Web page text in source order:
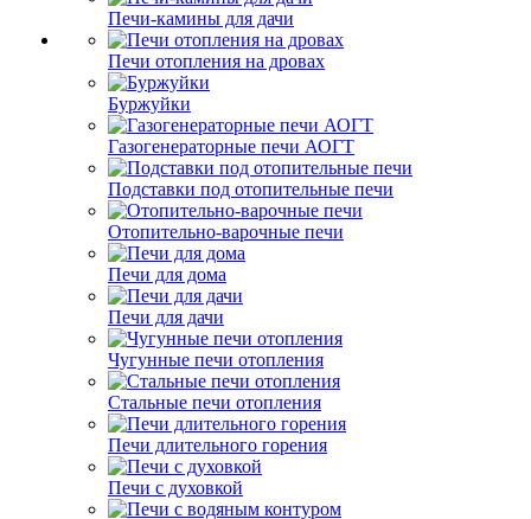
Печи-камины для дачи
Печи отопления на дровах
Буржуйки
Газогенераторные печи АОГТ
Подставки под отопительные печи
Отопительно-варочные печи
Печи для дома
Печи для дачи
Чугунные печи отопления
Стальные печи отопления
Печи длительного горения
Печи с духовкой